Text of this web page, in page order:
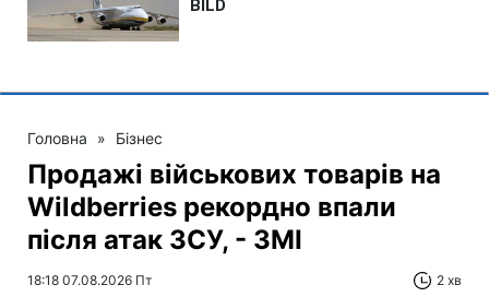
Головна » Бізнес
Продажі військових товарів на
Wildberries рекордно впали
після атак ЗСУ, - ЗМІ
18:18 07.08.2026 Пт 2 хв